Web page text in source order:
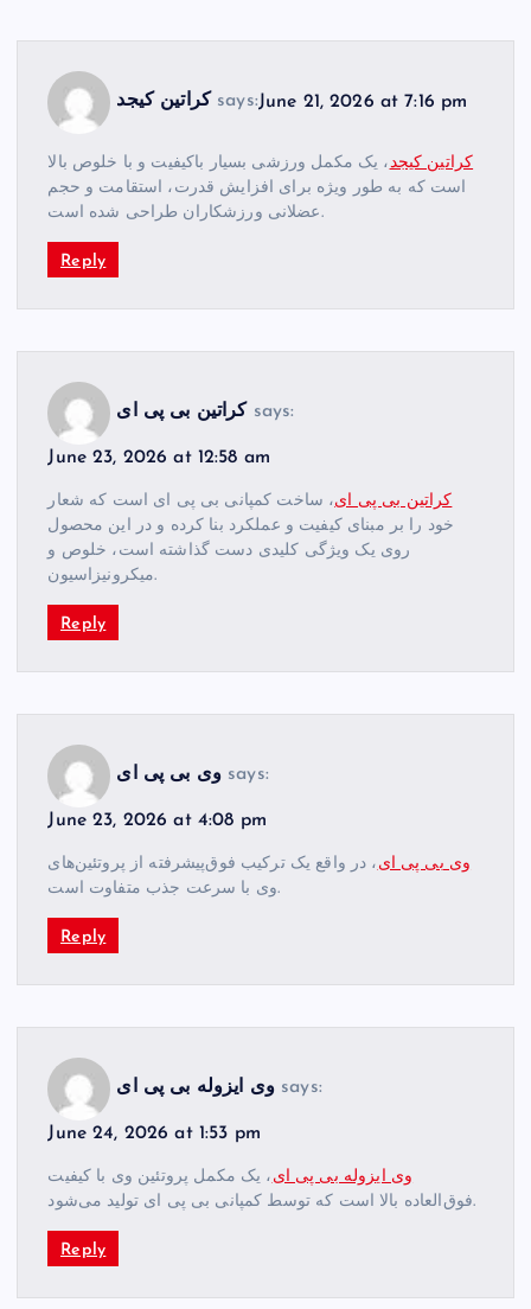
کراتین کیجد says:June 21, 2026 at 7:16 pm
کراتین کیجد، یک مکمل ورزشی بسیار باکیفیت و با خلوص بالا
است که به طور ویژه برای افزایش قدرت، استقامت و حجم
عضلانی ورزشکاران طراحی شده است.
Reply
کراتین بی پی ای says:
June 23, 2026 at 12:58 am
کراتین بی پی ای، ساخت کمپانی بی پی ای است که شعار
خود را بر مبنای کیفیت و عملکرد بنا کرده و در این محصول
روی یک ویژگی کلیدی دست گذاشته است، خلوص و
میکرونیزاسیون.
Reply
وی بی پی ای says:
June 23, 2026 at 4:08 pm
وی بی پی ای ، در واقع یک ترکیب فوق‌پیشرفته از پروتئین‌های
وی با سرعت جذب متفاوت است.
Reply
وی ایزوله بی پی ای says:
June 24, 2026 at 1:53 pm
وی ایزوله بی پی ای ، یک مکمل پروتئین وی با کیفیت
فوق‌العاده بالا است که توسط کمپانی بی پی ای تولید می‌شود.
Reply